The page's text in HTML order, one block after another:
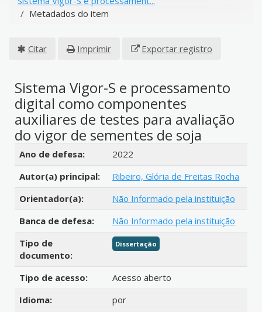
Metadados do item
Citar Imprimir Exportar registro
Sistema Vigor-S e processamento
digital como componentes
auxiliares de testes para avaliação
do vigor de sementes de soja
Detalhes bibliográficos
Ano de defesa:
2022
Autor(a) principal:
Ribeiro, Glória de Freitas Rocha
Orientador(a):
Não Informado pela instituição
Banca de defesa:
Não Informado pela instituição
Tipo de
documento:
Dissertação
Tipo de acesso:
Acesso aberto
Idioma:
por